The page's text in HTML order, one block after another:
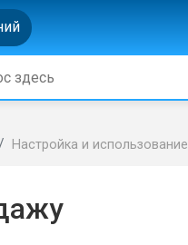
Настройка и использование